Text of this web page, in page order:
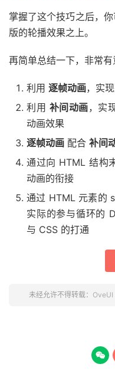
掌握了这个技巧之后，
版的轮播效果之上。
再简单总结一下，非常有
利用 逐帧动画，实
利用 补间动画，实
动画效果
逐帧动画 配合 补间
通过向 HTML 结构
动画的衔接
通过 HTML 元素的
实际的参与循环的
与 CSS 的打通
未经允许不得转载： OveUI
